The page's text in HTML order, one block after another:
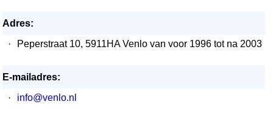
Adres:
·
Peperstraat 10, 5911HA Venlo van voor 1996 tot na 2003
E-mailadres:
·
info@venlo.nl